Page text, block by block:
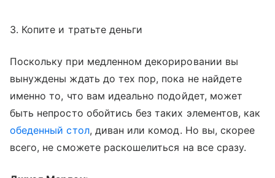
3. Копите и тратьте деньги
Поскольку при медленном декорировании вы
вынуждены ждать до тех пор, пока не найдете
именно то, что вам идеально подойдет, может
быть непросто обойтись без таких элементов, как
обеденный стол, диван или комод. Но вы, скорее
всего, не сможете раскошелиться на все сразу.